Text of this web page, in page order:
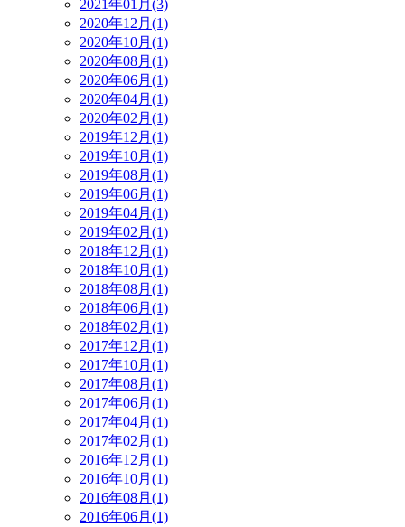
2021年01月(3)
2020年12月(1)
2020年10月(1)
2020年08月(1)
2020年06月(1)
2020年04月(1)
2020年02月(1)
2019年12月(1)
2019年10月(1)
2019年08月(1)
2019年06月(1)
2019年04月(1)
2019年02月(1)
2018年12月(1)
2018年10月(1)
2018年08月(1)
2018年06月(1)
2018年02月(1)
2017年12月(1)
2017年10月(1)
2017年08月(1)
2017年06月(1)
2017年04月(1)
2017年02月(1)
2016年12月(1)
2016年10月(1)
2016年08月(1)
2016年06月(1)